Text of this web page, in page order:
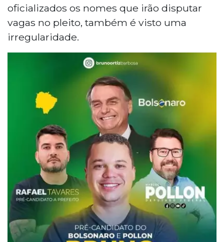
oficializados os nomes que irão disputar
vagas no pleito, também é visto uma
irregularidade.